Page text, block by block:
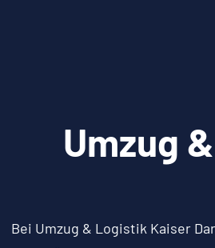
Umzug
Bei Umzug & Logistik Kaiser